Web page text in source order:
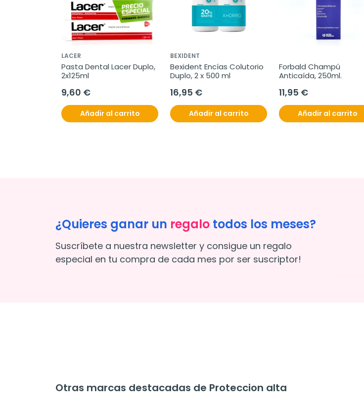
LACER
Pasta Dental Lacer Duplo,
2x125ml
9,60 €
Añadir al carrito
BEXIDENT
Bexident Encías Colutorio
Duplo, 2 x 500 ml
16,95 €
Añadir al carrito
Forbald Champú
Anticaída, 250ml.
11,95 €
Añadir al carrito
¿Quieres ganar un regalo todos los meses?
Suscríbete a nuestra newsletter y consigue un regalo
especial en tu compra de cada mes por ser suscriptor!
Otras marcas destacadas de Proteccion alta